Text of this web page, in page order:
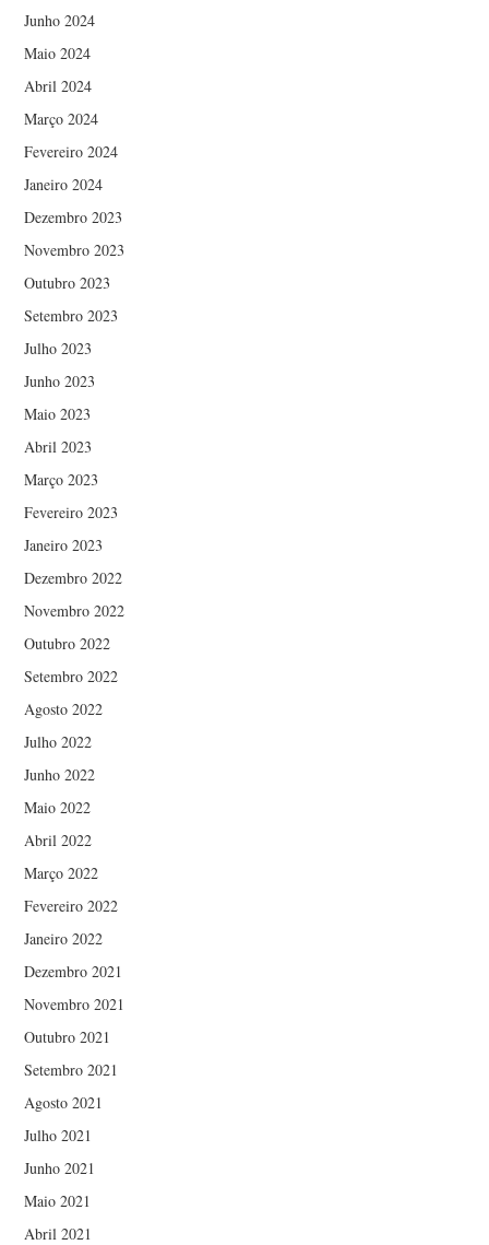
Junho 2024
Maio 2024
Abril 2024
Março 2024
Fevereiro 2024
Janeiro 2024
Dezembro 2023
Novembro 2023
Outubro 2023
Setembro 2023
Julho 2023
Junho 2023
Maio 2023
Abril 2023
Março 2023
Fevereiro 2023
Janeiro 2023
Dezembro 2022
Novembro 2022
Outubro 2022
Setembro 2022
Agosto 2022
Julho 2022
Junho 2022
Maio 2022
Abril 2022
Março 2022
Fevereiro 2022
Janeiro 2022
Dezembro 2021
Novembro 2021
Outubro 2021
Setembro 2021
Agosto 2021
Julho 2021
Junho 2021
Maio 2021
Abril 2021